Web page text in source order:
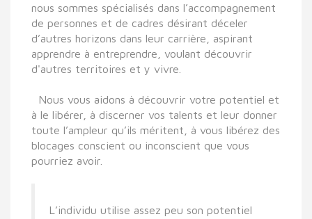
nous sommes spécialisés dans l’accompagnement
de personnes et de cadres désirant déceler
d’autres horizons dans leur carrière, aspirant
apprendre à entreprendre, voulant découvrir
d'autres territoires et y vivre.
Nous vous aidons à découvrir votre potentiel et
à le libérer, à discerner vos talents et leur donner
toute l’ampleur qu’ils méritent, à vous libérez des
blocages conscient ou inconscient que vous
pourriez avoir.
L’individu utilise assez peu son potentiel